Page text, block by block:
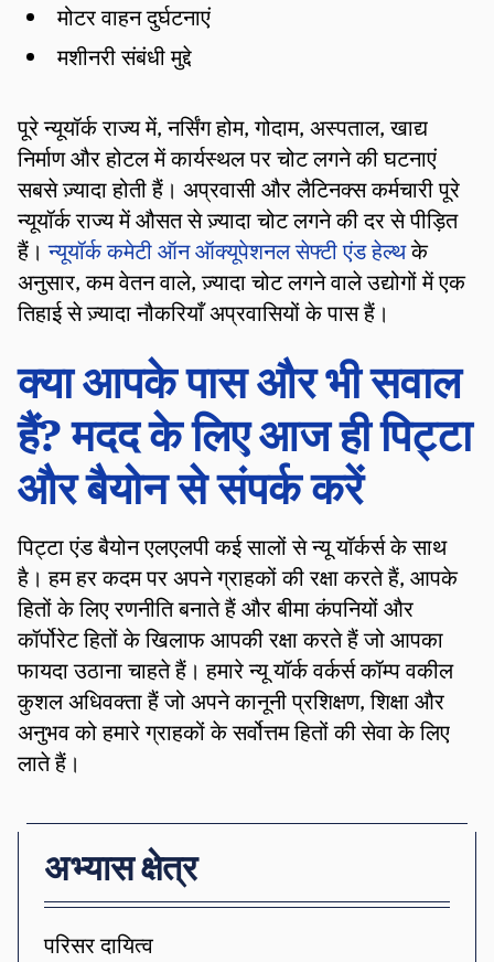
मोटर वाहन दुर्घटनाएं
मशीनरी संबंधी मुद्दे
पूरे न्यूयॉर्क राज्य में, नर्सिंग होम, गोदाम, अस्पताल, खाद्य
निर्माण और होटल में कार्यस्थल पर चोट लगने की घटनाएं
सबसे ज़्यादा होती हैं। अप्रवासी और लैटिनक्स कर्मचारी पूरे
न्यूयॉर्क राज्य में औसत से ज़्यादा चोट लगने की दर से पीड़ित
हैं।न्यूयॉर्क कमेटी ऑन ऑक्यूपेशनल सेफ्टी एंड हेल्थके
अनुसार, कम वेतन वाले, ज़्यादा चोट लगने वाले उद्योगों में एक
तिहाई से ज़्यादा नौकरियाँ अप्रवासियों के पास हैं।
क्या आपके पास और भी सवाल
हैं? मदद के लिए आज ही पिट्टा
और बैयोन से संपर्क करें
पिट्टा एंड बैयोन एलएलपी कई सालों से न्यू यॉर्कर्स के साथ
है। हम हर कदम पर अपने ग्राहकों की रक्षा करते हैं, आपके
हितों के लिए रणनीति बनाते हैं और बीमा कंपनियों और
कॉर्पोरेट हितों के खिलाफ आपकी रक्षा करते हैं जो आपका
फायदा उठाना चाहते हैं। हमारे न्यू यॉर्क वर्कर्स कॉम्प वकील
कुशल अधिवक्ता हैं जो अपने कानूनी प्रशिक्षण, शिक्षा और
अनुभव को हमारे ग्राहकों के सर्वोत्तम हितों की सेवा के लिए
लाते हैं।
अभ्यास क्षेत्र
परिसर दायित्व